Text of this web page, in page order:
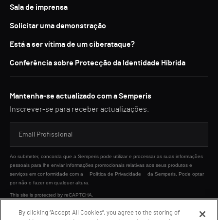
Sala de imprensa
Solicitar uma demonstração
Está a ser vítima de um ciberataque?
Conferência sobre Protecção da Identidade Híbrida
Mantenha-se actualizado com a Semperis
Inscrever-se para receber actualizações.
Ao submeter, concorda que a Semperis pode utilizar e processar as suas informações
pessoais para lhe enviar informações promocionais relativas aos seus produtos e
serviços em conformidade com a
Política de Privacidade
da Semperis. Pode optar
por não o fazer em qualquer altura.
This site is protected by reCAPTCHA.
By clicking “Accept All Cookies”, you agree to the storing of